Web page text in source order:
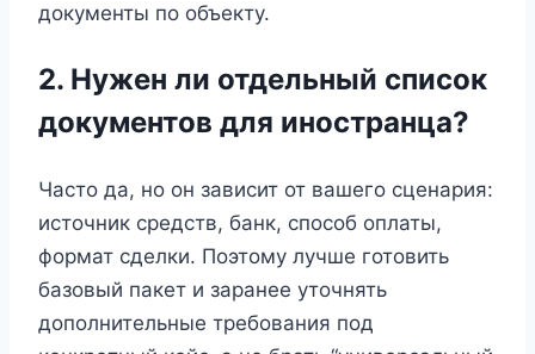
документы по объекту.
2. Нужен ли отдельный список
документов для иностранца?
Часто да, но он зависит от вашего сценария:
источник средств, банк, способ оплаты,
формат сделки. Поэтому лучше готовить
базовый пакет и заранее уточнять
дополнительные требования под